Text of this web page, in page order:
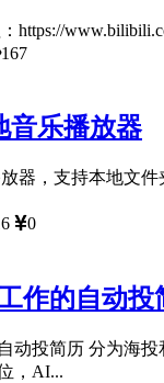
https://
167
音乐播放器
器，支持本地文件
0
作的自动投
动投简历 分为海
，AI...